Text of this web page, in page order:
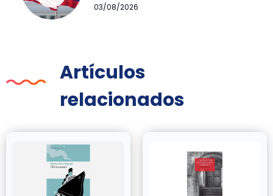
03/08/2026
Artículos
relacionados